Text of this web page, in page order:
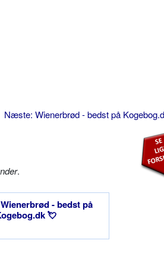
Næste: Wienerbrød - bedst på
.
Wienerbrød - bedst på
💘